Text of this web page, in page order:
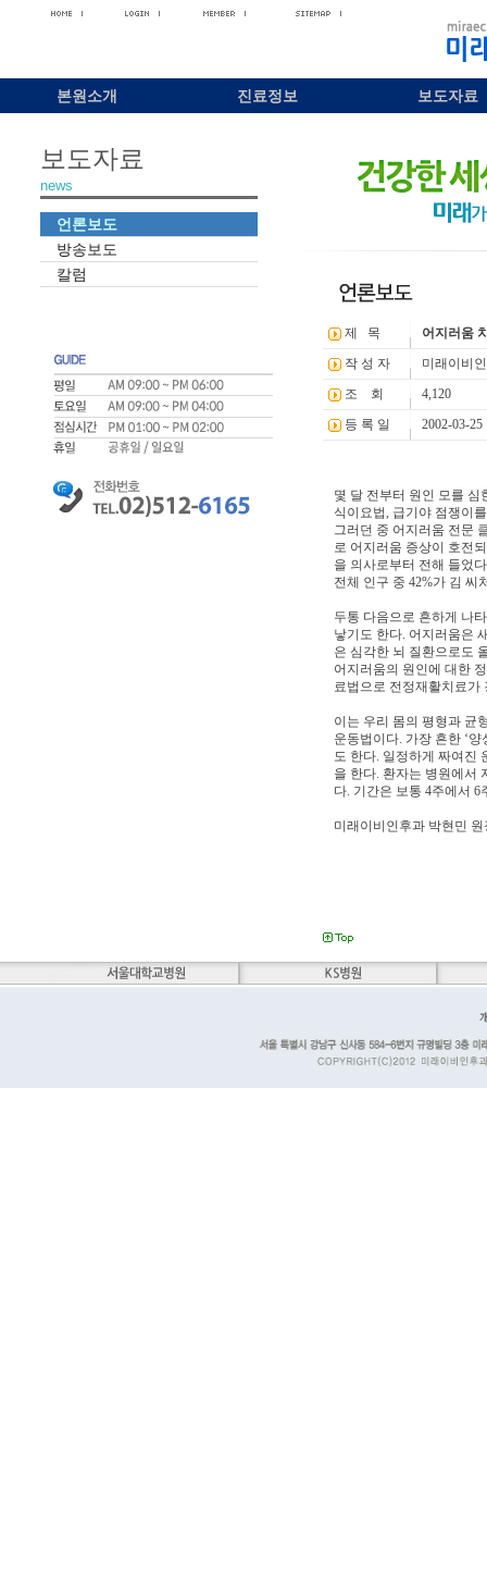
본원소개 진료정보 보도자료
보도자료
news
언론보도
방송보도
칼럼
제 목
어지러움
작 성 자
미래이비
조 회
4,120
등 록 일
2002-03-25
몇 달 전부터 원인 모를
식이요법, 급기야 점쟁이
그러던 중 어지러움 전문
로 어지러움 증상이 호전
을 의사로부터 전해 들었
전체 인구 중 42%가 김 씨
두통 다음으로 흔하게 나
낳기도 한다. 어지러움은
은 심각한 뇌 질환으로도
어지러움의 원인에 대한
료법으로 전정재활치료가
이는 우리 몸의 평형과 균
운동법이다. 가장 흔한 ‘
도 한다. 일정하게 짜여진
을 한다. 환자는 병원에서
다. 기간은 보통 4주에서
미래이비인후과 박현민 원